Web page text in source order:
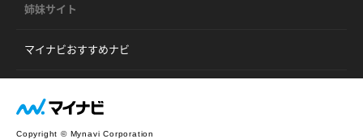
姉妹サイト
マイナビおすすめナビ
Copyright © Mynavi Corporation